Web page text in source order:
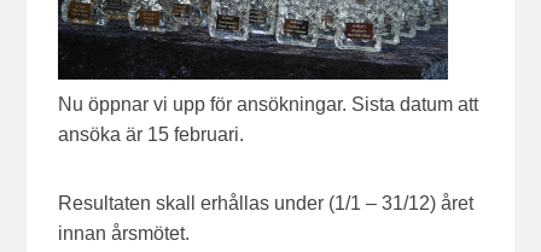
Nu öppnar vi upp för ansökningar. Sista datum att
ansöka är 15 februari.
Resultaten skall erhållas under (1/1 – 31/12) året
innan årsmötet.